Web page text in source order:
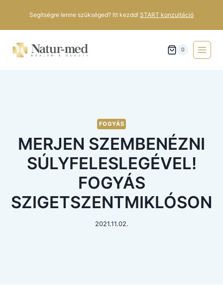
Segítségre lenne szükséged? Itt kezdd! START konzultáció
0
FOGYÁS
MERJEN SZEMBENÉZNI
SÚLYFELESLEGÉVEL!
FOGYÁS
SZIGETSZENTMIKLÓSON
2021.11.02.